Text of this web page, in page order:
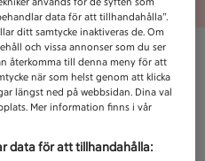
data för att tillhandahålla”.
ditt samtycke inaktiveras de. Om
och vissa annonser som du ser
återkomma till denna meny för att
när som helst genom att klicka
längst ned på webbsidan. Dina val
Mer information finns i vår
data för att tillhandahålla: